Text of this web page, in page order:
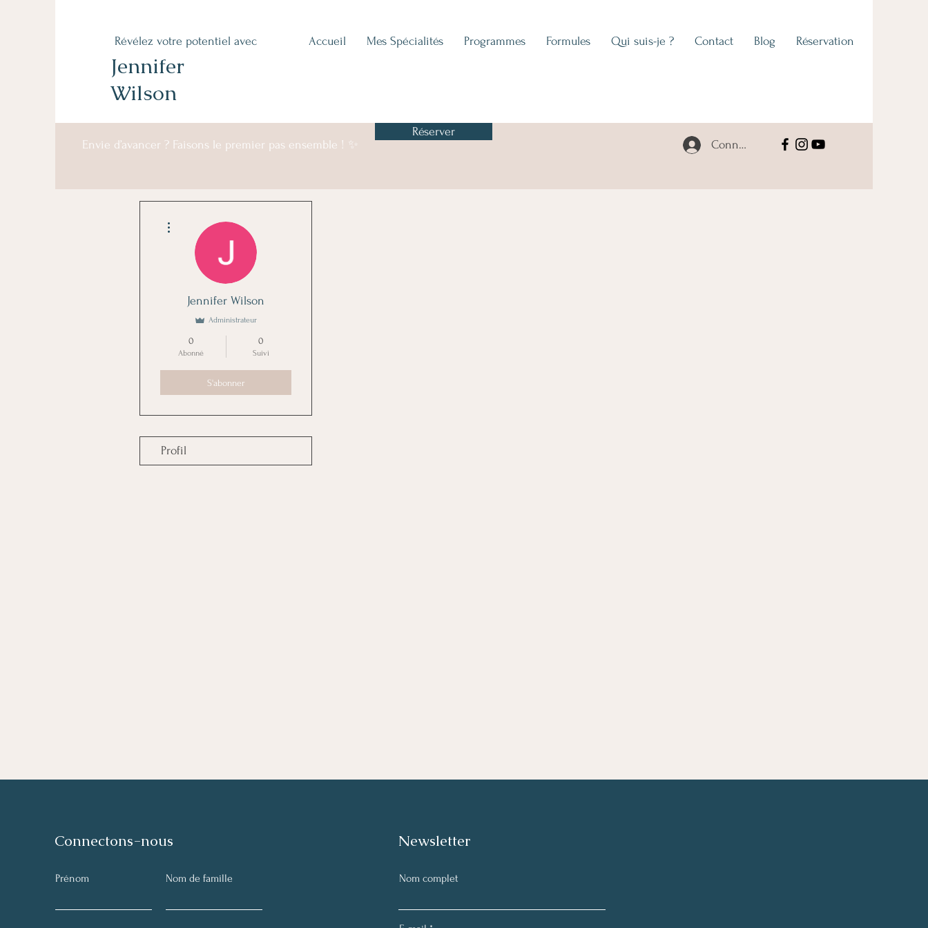
Révélez votre potentiel avec
Jennifer
Wilson
Accueil Mes Spécialités Programmes Formules Qui suis-je ? Contact Blog Réservation
Envie d’avancer ? Faisons le premier pas ensemble ! ✨
Réserver
Connexion
Jennifer Wilson
Administrateur
0
Abonné
0
Suivi
S'abonner
Profil
Connectons-nous
Prénom Nom de famille
Newsletter
Nom complet